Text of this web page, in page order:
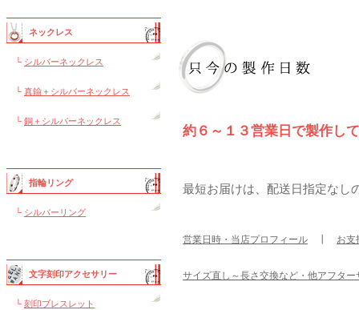
ネックレス
└ シルバーネックレス
└ 真鍮＋シルバーネックレス
└ 銅＋シルバーネックレス
指輪リング
└ シルバーリング
文字刻印アクセサリー
└ 刻印ブレスレット
約６～１３営業日で製作し
最短お届けは、配送日指定なし
営業日時・当店プロフィール お支
サイズ直し～長さ交換など・他アフタ